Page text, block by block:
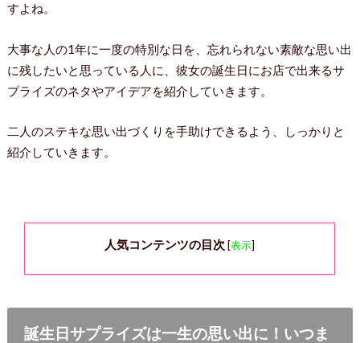
すよね。
大事な人の1年に一度の特別な日を、忘れられない素敵な思い出
に残したいと思っている人に、彼女の誕生日にお店で出来るサ
プライズのネタやアイデアを紹介していきます。
二人のステキな思い出づくりを手助けできるよう、しっかりと
紹介していきます。
人気コンテンツの目次 [表示]
誕生日サプライズは一生の思い出に！いつま